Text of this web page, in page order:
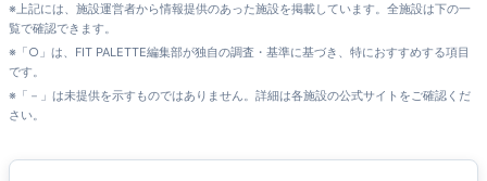
※上記には、施設運営者から情報提供のあった施設を掲載しています。全施設は下の一
覧で確認できます。
※「○」は、FIT PALETTE編集部が独自の調査・基準に基づき、特におすすめする項目
です。
※「－」は未提供を示すものではありません。詳細は各施設の公式サイトをご確認くだ
さい。